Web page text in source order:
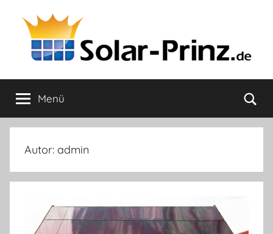
springen
Solar-
Prinz.de
Strom!
Menü
Autor: admin